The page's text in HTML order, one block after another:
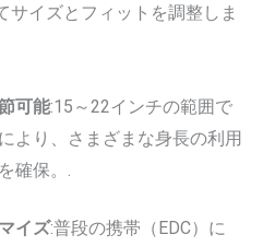
サイズとフィットを調整しま
可能:15～22インチの範囲で
より、さまざまな身長の利用
確保。.
イズ:普段の携帯（EDC）に